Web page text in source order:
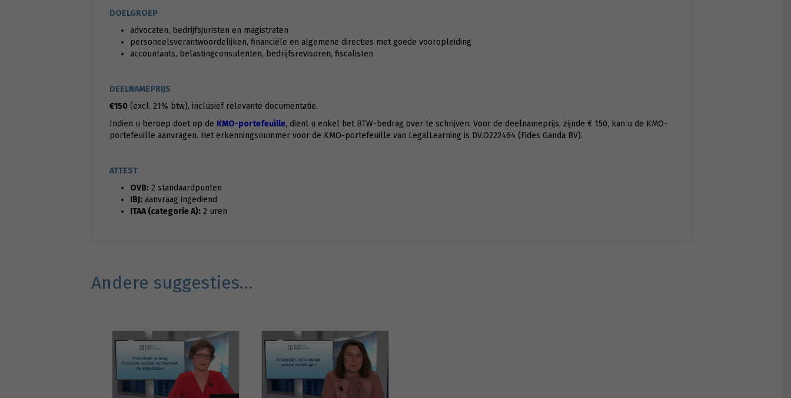
DOELGROEP
advocaten, bedrijfsjuristen en magistraten
personeelsverantwoordelijken, financiële en algemene directies met goede vooropleiding
accountants, belastingconsulenten, bedrijfsrevisoren, fiscalisten
DEELNAMEPRIJS
€150(excl. 21% btw), inclusief relevante documentatie.
Indien u beroep doet op de KMO-portefeuille, dient u enkel het BTW-bedrag over te schrijven. Voor de deelnameprijs, zijnde € 150, kan u de KMO-
portefeuille aanvragen. Het erkenningsnummer voor de KMO-portefeuille van LegalLearning is DV.O222464 (Fides Ganda BV).
ATTEST
OVB:2 standaardpunten
IBJ:aanvraag ingediend
ITAA (categorie A):2 uren
Andere suggesties…